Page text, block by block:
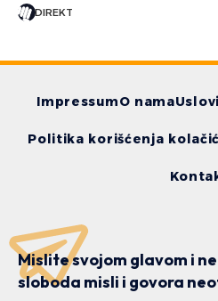
DIREKT
ImpressumO nama
Politika korišćenja
Mislite svojom glavom i
sloboda misli i govora